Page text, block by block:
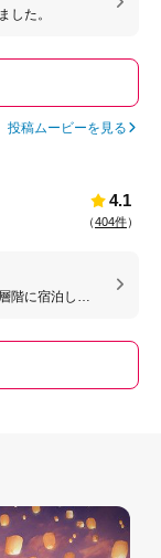
した。
投稿ムービーを見る
4.1
（404件）
階に宿泊し、
ても1級品で